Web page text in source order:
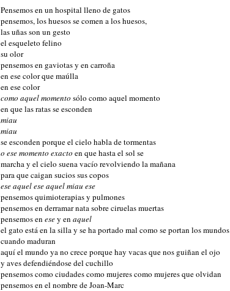
Pensemos en un hospital lleno de gatos
pensemos, los huesos se comen a los huesos,
las uñas son un gesto
el esqueleto felino
su olor
pensemos en gaviotas y en carroña
en ese color que maúlla
en ese color
como aquel momento sólo como aquel momento
en que las ratas se esconden
miau
miau
se esconden porque el cielo habla de tormentas
o ese momento exacto en que hasta el sol se
marcha y el cielo suena vacío revolviendo la mañana
para que caigan sucios sus copos
ese aquel ese aquel miau ese
pensemos quimioterapias y pulmones
pensemos en derramar nata sobre ciruelas muertas
pensemos en esey en aquel
el gato está en la silla y se ha portado mal como se portan los mundos
cuando maduran
aquí el mundo ya no crece porque hay vacas que nos guiñan el ojo
y aves defendiéndose del cuchillo
pensemos como ciudades como mujeres como mujeres que olvidan
pensemos en el nombre de Joan-Marc